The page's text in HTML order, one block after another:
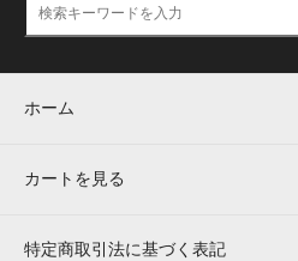
ホーム
カートを見る
特定商取引法に基づく表記